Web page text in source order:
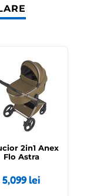
2in1 Anex
Flo Astra
5,099lei